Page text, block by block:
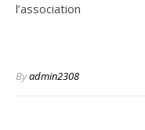
l’association
Byadmin2308